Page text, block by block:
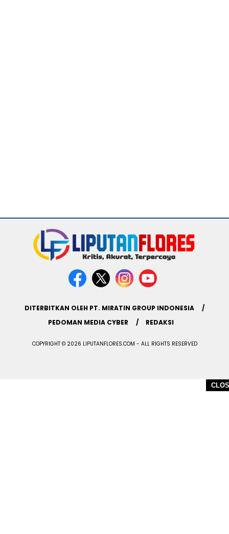
DITERBITKAN OLEH PT. MIRATIN GROUP INDONESIA
PEDOMAN MEDIA CYBER
REDAKSI
COPYRIGHT © 2026 LIPUTANFLORES.COM - ALL RIGHTS RESERVED